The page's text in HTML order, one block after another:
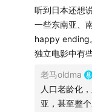
为什么把阿尔
给法国人的心
不真实的棉花糖
美国媒体的猛
汤姆叔叔式的
神奇黑人
听到日本还想
一些东南亚、
happy ending
独立电影中有
老马oldma
人口老龄化
亚，甚至整